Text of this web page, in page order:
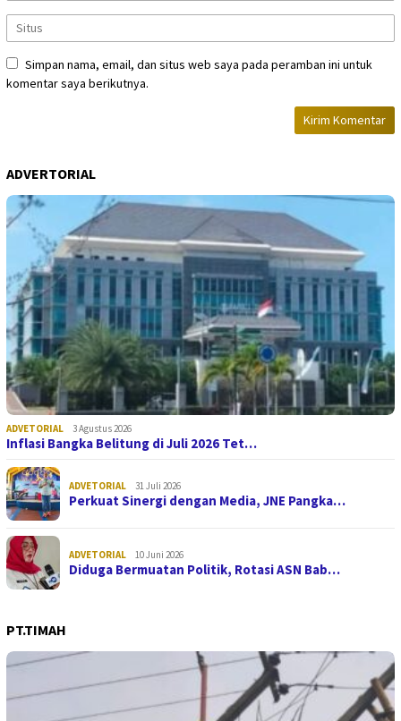
Simpan nama, email, dan situs web saya pada peramban ini untuk
komentar saya berikutnya.
ADVERTORIAL
ADVETORIAL 3 Agustus 2026
Inflasi Bangka Belitung di Juli 2026 Tet…
ADVETORIAL 31 Juli 2026
Perkuat Sinergi dengan Media, JNE Pangka…
ADVETORIAL 10 Juni 2026
Diduga Bermuatan Politik, Rotasi ASN Bab…
PT.TIMAH